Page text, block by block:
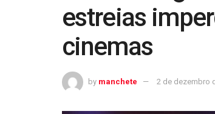
estreias
cinemas
by manchete 2 de dezembro